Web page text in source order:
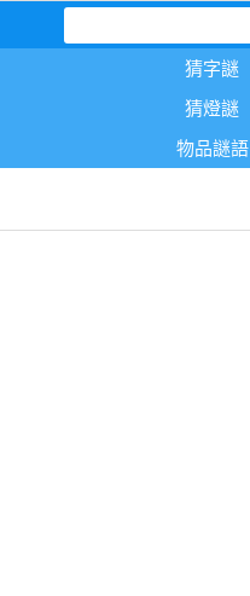
猜字謎
猜燈謎
物品謎語